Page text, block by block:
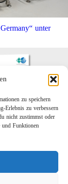
zu speichern
Erlebnis zu verbessern
nicht zustimmst oder
und Funktionen
unter